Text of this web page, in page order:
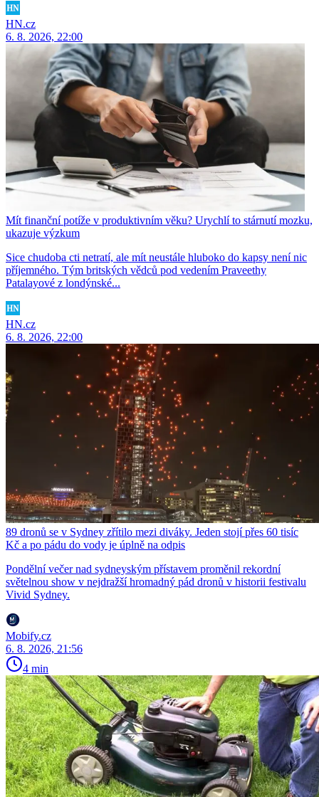
HN.cz
6. 8. 2026, 22:00
Mít finanční potíže v produktivním věku? Urychlí to stárnutí mozku,
ukazuje výzkum
Sice chudoba cti netratí, ale mít neustále hluboko do kapsy není nic
příjemného. Tým britských vědců pod vedením Praveethy
Patalayové z londýnské...
HN.cz
6. 8. 2026, 22:00
89 dronů se v Sydney zřítilo mezi diváky. Jeden stojí přes 60 tisíc
Kč a po pádu do vody je úplně na odpis
Pondělní večer nad sydneyským přístavem proměnil rekordní
světelnou show v nejdražší hromadný pád dronů v historii festivalu
Vivid Sydney.
Mobify.cz
6. 8. 2026, 21:56
4 min